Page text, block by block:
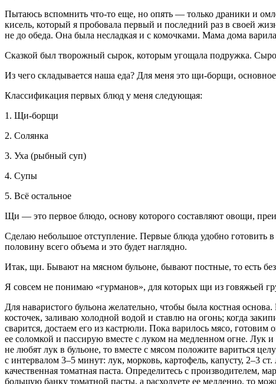
Пытаюсь вспомнить что-то еще, но опять — только драники и
кисель, который я пробовала первый и последний раз в своей
не до обеда. Она была несладкая и с комочками. Мама дома
Сказкой был творожный сырок, которым угощала подружка.
Из чего складывается наша еда? Для меня это щи-борщи,
Классификация первых блюд у меня следующая:
1. Щи-борщи
2. Солянка
3. Уха (рыбный суп)
4. Супы
5. Всё остальное
Щи — это первое блюдо, основу которого составляют овощи,
Сделаю небольшое отступление. Первые блюда удобно готовить
половину всего объема и это будет наглядно.
Итак, щи. Бывают на мясном бульоне, бывают постные, то есть
Я совсем не понимаю «гурманов», для которых щи из говяжьей
Для наваристого бульона желательно, чтобы была костная
косточек, заливаю холодной водой и ставлю на огонь; когда
сварится, достаем его из кастрюли. Пока варилось мясо,
ее соломкой и пассирую вместе с луком на медленном огне.
не любят лук в бульоне, то вместе с мясом положите вариться
с интервалом 3–5 минут: лук, морковь, картофель, капусту, 2–3
качественная томатная паста. Определитесь с производителем,
большую банку томатной пасты, а расходуете ее медленно, то